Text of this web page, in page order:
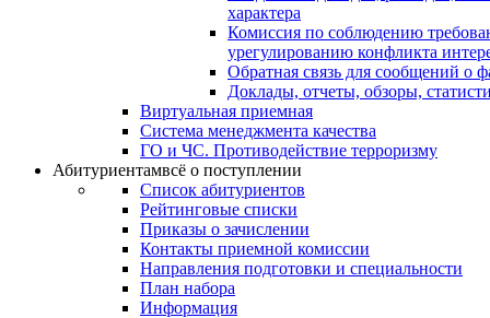
характера
Комиссия по соблюдению
урегулированию конфликта
Обратная связь для сообщений о
Доклады, отчеты, обзоры,
Виртуальная приемная
Система менеджмента качества
ГО и ЧС. Противодействие терроризму
Абитуриентамвсё о поступлении
Список абитуриентов
Рейтинговые списки
Приказы о зачислении
Контакты приемной комиссии
Направления подготовки и специальности
План набора
Информация